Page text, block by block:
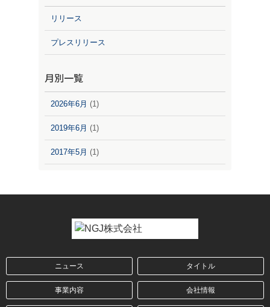
リリース
プレスリリース
月別一覧
2026年6月 (1)
2019年6月 (1)
2017年5月 (1)
ニュース タイトル
事業内容 会社情報